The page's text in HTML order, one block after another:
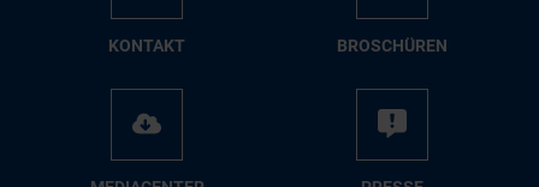
KON­TAKT BRO­SCHÜ­REN